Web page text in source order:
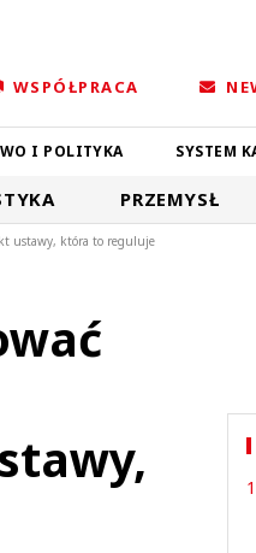
WSPÓŁPRACA
I POLITYKA SYSTEM
PRZEMYSŁ
ustawy, która to reguluje